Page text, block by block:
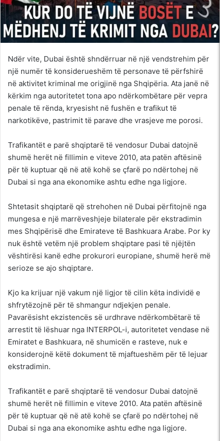
Ndër vite, Dubai është shndërruar në një vendstrehim për
një numër të konsiderueshëm të personave të përfshirë
në aktivitet kriminal me origjinë nga Shqipëria. Ata janë në
kërkim nga autoritetet tona apo ndërkombëtare për vepra
penale të rënda, kryesisht në fushën e trafikut të
narkotikëve, pastrimit të parave dhe vrasjeve me porosi.
Trafikantët e parë shqiptarë të vendosur Dubai datojnë
shumë herët në fillimin e viteve 2010, ata patën aftësinë
për të kuptuar që në atë kohë se çfarë po ndërtohej në
Dubai si nga ana ekonomike ashtu edhe nga ligjore.
Shtetasit shqiptarë që strehohen në Dubai përfitojnë nga
mungesa e një marrëveshjeje bilaterale për ekstradimin
mes Shqipërisë dhe Emirateve të Bashkuara Arabe. Por ky
nuk është vetëm një problem shqiptare pasi të njëjtën
vështirësi kanë edhe prokurori europiane, shumë herë më
serioze se ajo shqiptare.
Kjo ka krijuar një vakum një ligjor të cilin këta individë e
shfrytëzojnë për të shmangur ndjekjen penale.
Pavarësisht ekzistencës së urdhrave ndërkombëtarë të
arrestit të lëshuar nga INTERPOL-i, autoritetet vendase në
Emiratet e Bashkuara, në shumicën e rasteve, nuk e
konsiderojnë këtë dokument të mjaftueshëm për të lejuar
ekstradimin.
Trafikantët e parë shqiptarë të vendosur Dubai datojnë
shumë herët në fillimin e viteve 2010. Ata patën aftësinë
për të kuptuar që në atë kohë se çfarë po ndërtohej në
Dubai si nga ana ekonomike ashtu edhe nga ligjore.